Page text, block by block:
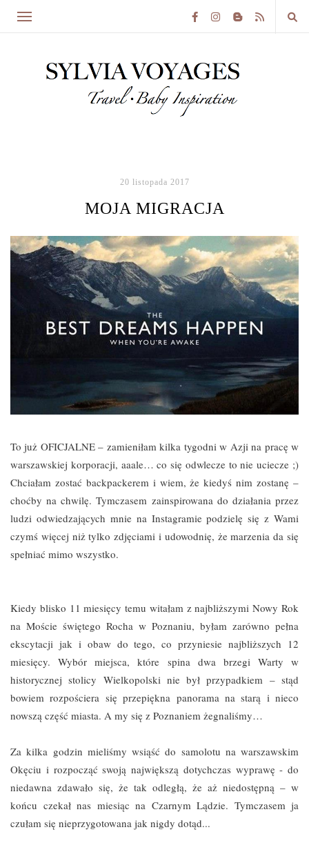
20 listopada 2017
MOJA MIGRACJA
To już OFICJALNE – zamieniłam kilka tygodni w Azji na pracę w
warszawskiej korporacji, aaale… co się odwlecze to nie uciecze ;)
Chciałam zostać backpackerem i wiem, że kiedyś nim zostanę –
choćby na chwilę. Tymczasem zainspirowana do działania przez
ludzi odwiedzających mnie na Instagramie podzielę się z Wami
czymś więcej niż tylko zdjęciami i udowodnię, że marzenia da się
spełniać mimo wszystko.
Kiedy blisko 11 miesięcy temu witałam z najbliższymi Nowy Rok
na Moście świętego Rocha w Poznaniu, byłam zarówno pełna
ekscytacji jak i obaw do tego, co przyniesie najbliższych 12
miesięcy. Wybór miejsca, które spina dwa brzegi Warty w
historycznej stolicy Wielkopolski nie był przypadkiem – stąd
bowiem rozpościera się przepiękna panorama na starą i nieco
nowszą część miasta. A my się z Poznaniem żegnaliśmy…
Za kilka godzin mieliśmy wsiąść do samolotu na warszawskim
Okęciu i rozpocząć swoją największą dotychczas wyprawę - do
niedawna zdawało się, że tak odległą, że aż niedostępną – w
końcu czekał nas miesiąc na Czarnym Lądzie. Tymczasem ja
czułam się nieprzygotowana jak nigdy dotąd...